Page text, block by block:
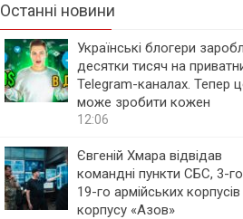
Останні новини
Українські блогери
десятки тисяч на
Telegram-каналах. Тепер
може зробити кожен
12:06
Євгеній Хмара відвідав
командні пункти СБС, 3-
19-го армійських корпусів
корпусу «Азов»